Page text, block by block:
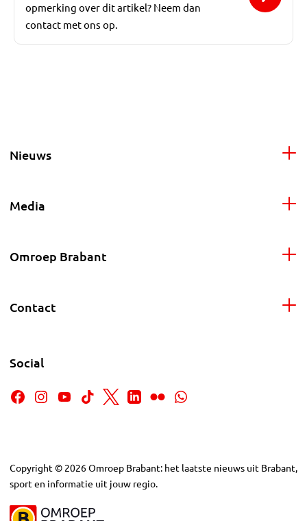
opmerking over dit artikel? Neem dan
contact met ons op.
Nieuws
Media
Omroep Brabant
Contact
Social
Copyright © 2026Omroep Brabant: het laatste nieuws uit Brabant,
sport en informatie uit jouw regio.